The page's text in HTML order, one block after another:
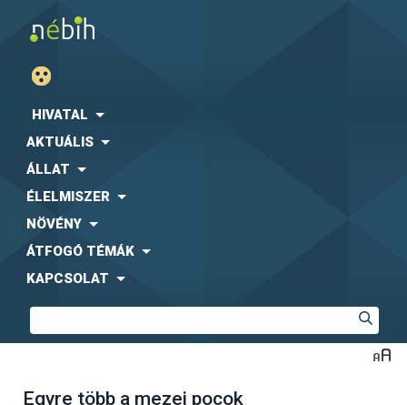
HIVATAL
AKTUÁLIS
ÁLLAT
ÉLELMISZER
NÖVÉNY
ÁTFOGÓ TÉMÁK
KAPCSOLAT
Egyre több a mezei pocok